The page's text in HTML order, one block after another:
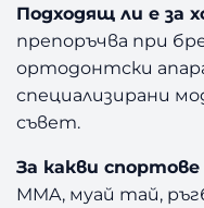
Подходящ ли е за
препоръчва при
ортодонтски
специализирани
съвет.
За какви
MMA, муай тай,